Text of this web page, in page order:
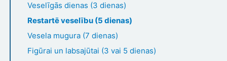
Veselīgās dienas (3 dienas)
Restartē veselību (5 dienas)
Vesela mugura (7 dienas)
Figūrai un labsajūtai (3 vai 5 dienas)